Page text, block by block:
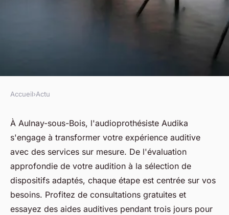
Audioprothésiste à aulnay-
sous-bois : services sur
mesure pour votre audition
fabienne•22 avril 2025•7 min de lecture
Accueil›Actu
À Aulnay-sous-Bois, l'audioprothésiste Audika
s'engage à transformer votre expérience auditive
avec des services sur mesure. De l'évaluation
approfondie de votre audition à la sélection de
dispositifs adaptés, chaque étape est centrée sur vos
besoins. Profitez de consultations gratuites et
essayez des aides auditives pendant trois jours pour